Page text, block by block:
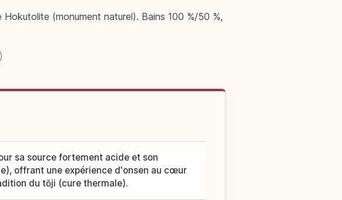
(monument naturel). Bains 100 %/50 %,
sa source fortement acide et son
offrant une expérience d'onsen au cœur
du tōji (cure thermale).